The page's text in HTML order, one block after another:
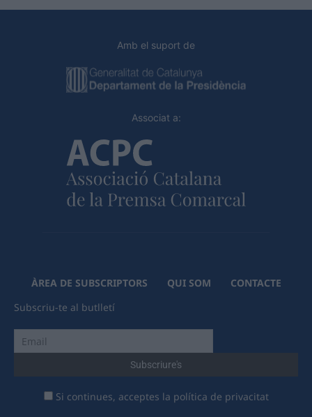
Amb el suport de
Associat a:
ÀREA DE SUBSCRIPTORS QUI SOM
CONTACTE
Subscriu-te al butlletí
Si continues, acceptes la política de privacitat